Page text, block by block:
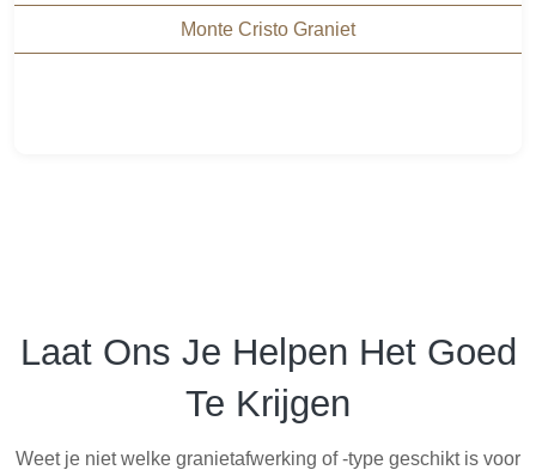
Monte Cristo Graniet
Laat Ons Je Helpen Het Goed
Te Krijgen
Weet je niet welke granietafwerking of -type geschikt is voor